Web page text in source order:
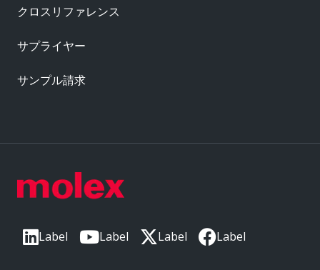
Label Label Label Label
クロスリファレンス
サプライヤー
サンプル請求